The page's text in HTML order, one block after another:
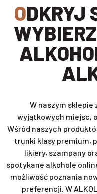
ODKRYJ SWÓJ SMAK I
W naszym sklepie
wyjątkowych miejsc,
Wśród naszych
trunki klasy premium,
likiery, szampany
spotykane alkohole
możliwość poznania
preferencji. W